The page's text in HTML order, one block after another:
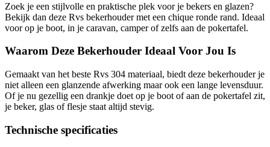
Zoek je een stijlvolle en praktische plek voor je bekers en glazen?
Bekijk dan deze Rvs bekerhouder met een chique ronde rand. Ideaal
voor op je boot, in je caravan, camper of zelfs aan de pokertafel.
Waarom Deze Bekerhouder Ideaal Voor Jou Is
Gemaakt van het beste Rvs 304 materiaal, biedt deze bekerhouder je
niet alleen een glanzende afwerking maar ook een lange levensduur.
Of je nu gezellig een drankje doet op je boot of aan de pokertafel zit,
je beker, glas of flesje staat altijd stevig.
Technische specificaties